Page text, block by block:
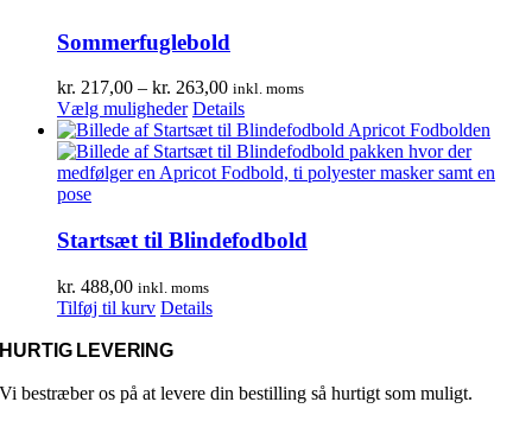
Sommerfuglebold
kr. 217,00 – kr. 263,00Prisinterval:
kr. 217,00
til
kr. 263,00
inkl. moms
Vælg muligheder Dette
vare
har
flere
kan
vælges
varesiden
Details
Startsæt til Blindefodbold
kr. 488,00 inkl. moms
Tilføj til kurv Details
HURTIG LEVERING
Vi bestræber os på at levere din bestilling så hurtigt som muligt.